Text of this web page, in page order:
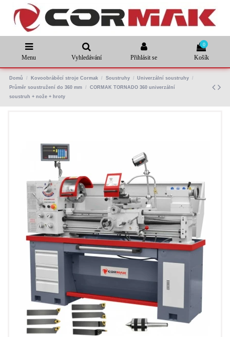
Menu Vyhledávání Přihlásit se
0
Košík
Domů Kovoobráběcí stroje Cormak Soustruhy
Univerzální soustruhy
Průměr soustružení do 360 mm
CORMAK TORNADO 360 univerzální
soustruh + nože + hroty